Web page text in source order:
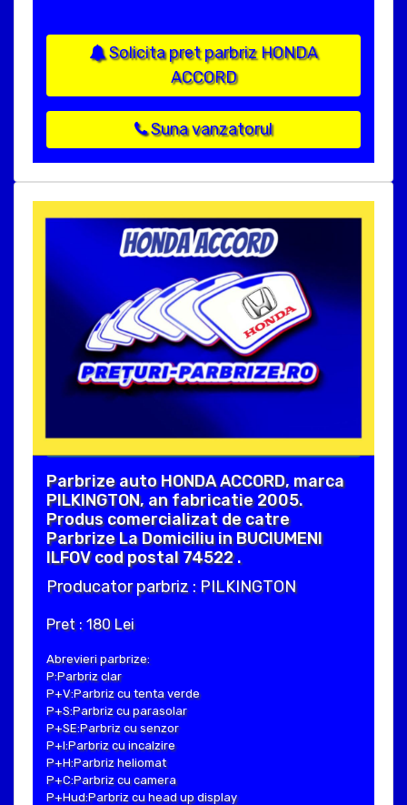
Solicita pret parbriz HONDA
ACCORD
Suna vanzatorul
Parbrize auto HONDA ACCORD, marca
PILKINGTON, an fabricatie 2005.
Produs comercializat de catre
Parbrize La Domiciliu in BUCIUMENI
ILFOV cod postal 74522 .
Producator parbriz : PILKINGTON
Pret : 180 Lei
Abrevieri parbrize:
P:Parbriz clar
P+V:Parbriz cu tenta verde
P+S:Parbriz cu parasolar
P+SE:Parbriz cu senzor
P+I:Parbriz cu incalzire
P+H:Parbriz heliomat
P+C:Parbriz cu camera
P+Hud:Parbriz cu head up display